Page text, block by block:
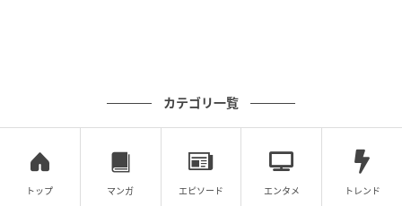
ブログ：海原こうめ（妊活は忍活？！アラフォー不妊治療体験記 その後 ）
カテゴリ一覧
トップ マンガ エピソード エンタメ トレンド